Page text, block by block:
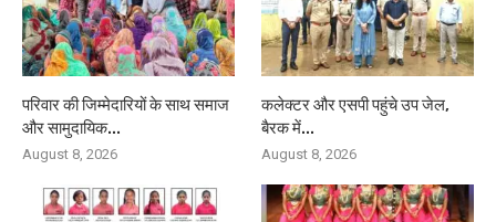
परिवार की जिम्मेदारियों के साथ समाज
और सामुदायिक...
August 8, 2026
कलेक्टर और एसपी पहुंचे उप जेल,
बैरक में...
August 8, 2026